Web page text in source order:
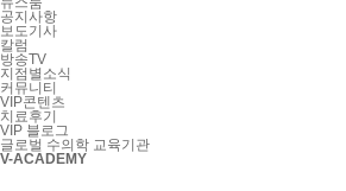
공지사항
보도기사
칼럼
방송TV
지점별소식
커뮤니티
VIP콘텐츠
치료후기
VIP 블로그
글로벌 수의학 교육기관
V-ACADEMY